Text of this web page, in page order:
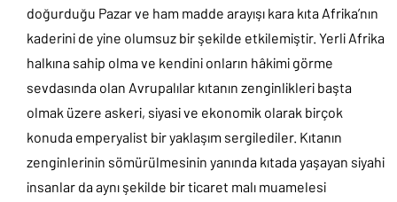
doğurduğu Pazar ve ham madde arayışı kara kıta Afrika’nın
kaderini de yine olumsuz bir şekilde etkilemiştir. Yerli Afrika
halkına sahip olma ve kendini onların hâkimi görme
sevdasında olan Avrupalılar kıtanın zenginlikleri başta
olmak üzere askeri, siyasi ve ekonomik olarak birçok
konuda emperyalist bir yaklaşım sergilediler. Kıtanın
zenginlerinin sömürülmesinin yanında kıtada yaşayan siyahi
insanlar da aynı şekilde bir ticaret malı muamelesi